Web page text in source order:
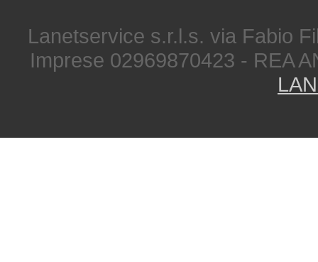
Lanetservice s.r.l.s. via Fabio
Imprese 02969870423 - REA